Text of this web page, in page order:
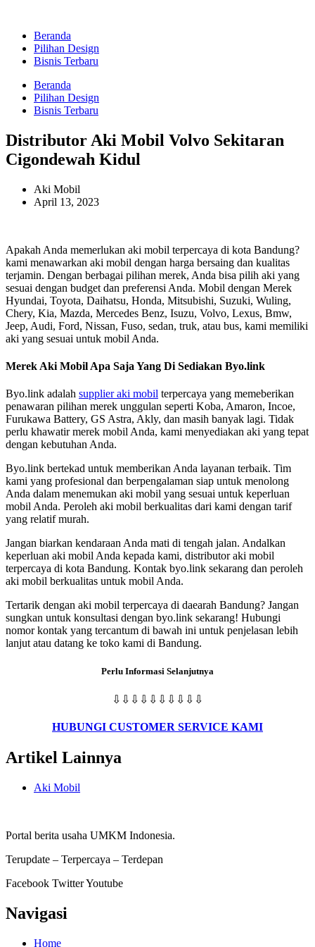
Beranda
Pilihan Design
Bisnis Terbaru
Beranda
Pilihan Design
Bisnis Terbaru
Distributor Aki Mobil Volvo Sekitaran
Cigondewah Kidul
Aki Mobil
April 13, 2023
Apakah Anda memerlukan aki mobil terpercaya di kota Bandung?
kami menawarkan aki mobil dengan harga bersaing dan kualitas
terjamin. Dengan berbagai pilihan merek, Anda bisa pilih aki yang
sesuai dengan budget dan preferensi Anda. Mobil dengan Merek
Hyundai, Toyota, Daihatsu, Honda, Mitsubishi, Suzuki, Wuling,
Chery, Kia, Mazda, Mercedes Benz, Isuzu, Volvo, Lexus, Bmw,
Jeep, Audi, Ford, Nissan, Fuso, sedan, truk, atau bus, kami memiliki
aki yang sesuai untuk mobil Anda.
Merek Aki Mobil Apa Saja Yang Di Sediakan Byo.link
Byo.link adalah supplier aki mobil terpercaya yang memeberikan
penawaran pilihan merek unggulan seperti Koba, Amaron, Incoe,
Furukawa Battery, GS Astra, Akly, dan masih banyak lagi. Tidak
perlu khawatir merek mobil Anda, kami menyediakan aki yang tepat
dengan kebutuhan Anda.
Byo.link bertekad untuk memberikan Anda layanan terbaik. Tim
kami yang profesional dan berpengalaman siap untuk menolong
Anda dalam menemukan aki mobil yang sesuai untuk keperluan
mobil Anda. Peroleh aki mobil berkualitas dari kami dengan tarif
yang relatif murah.
Jangan biarkan kendaraan Anda mati di tengah jalan. Andalkan
keperluan aki mobil Anda kepada kami, distributor aki mobil
terpercaya di kota Bandung. Kontak byo.link sekarang dan peroleh
aki mobil berkualitas untuk mobil Anda.
Tertarik dengan aki mobil terpercaya di daearah Bandung? Jangan
sungkan untuk konsultasi dengan byo.link sekarang! Hubungi
nomor kontak yang tercantum di bawah ini untuk penjelasan lebih
lanjut atau datang ke toko kami di Bandung.
Perlu Informasi Selanjutnya
⇩⇩⇩⇩⇩⇩⇩⇩⇩⇩
HUBUNGI CUSTOMER SERVICE KAMI
Artikel Lainnya
Aki Mobil
Portal berita usaha UMKM Indonesia.
Terupdate – Terpercaya – Terdepan
Facebook TwitterYoutube
Navigasi
Home